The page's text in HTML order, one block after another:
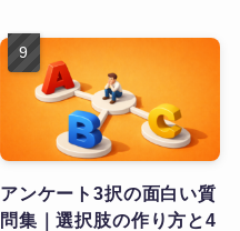
アンケート3択の面白い質
問集｜選択肢の作り方と4